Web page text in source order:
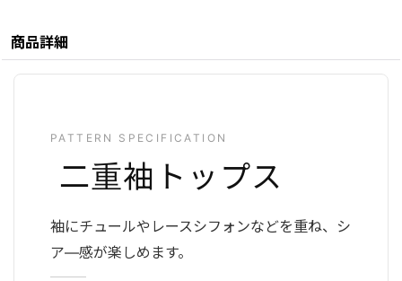
商品詳細
PATTERN SPECIFICATION
二重袖トップス
袖にチュールやレースシフォンなどを重ね、シ
ア―感が楽しめます。